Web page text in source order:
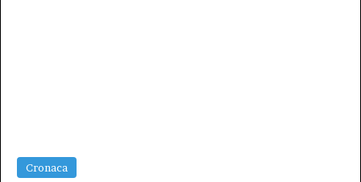
Cronaca